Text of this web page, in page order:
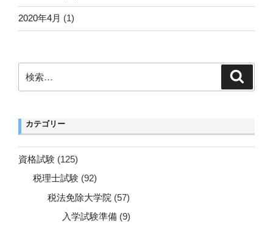
2020年4月 (1)
索:
カテゴリー
資格試験 (125)
税理士試験 (92)
税法免除大学院 (57)
入学試験準備 (9)